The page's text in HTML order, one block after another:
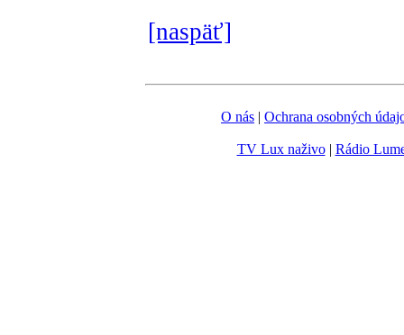
[naspäť]
O nás | Ochrana osobných
TV Lux naživo| Rádio